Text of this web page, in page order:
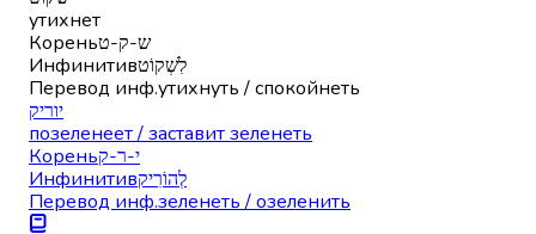
утихнет
Кореньש-ק-ט
Инфинитивלִשְׁקוֹט
Перевод инф.утихнуть / спокойнеть
יוריק
позеленеет / заставит зеленеть
Кореньי-ר-ק
Инфинитивלְהוֹרִיק
Перевод инф.зеленеть / озеленить